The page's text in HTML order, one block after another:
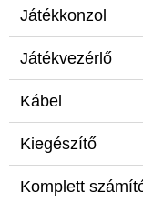
Játékkonzol
Játékvezérlő
Kábel
Kiegészítő
Komplett